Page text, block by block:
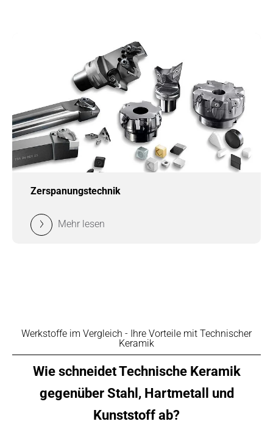
Zerspanungstechnik
Mehr lesen
Werkstoffe im Vergleich - Ihre Vorteile mit Technischer
Keramik
Wie schneidet Technische Keramik
gegenüber Stahl, Hartmetall und
Kunststoff ab?